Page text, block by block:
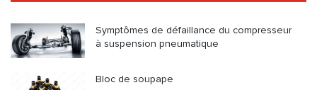
Symptômes de défaillance du compresseur
à suspension pneumatique
Bloc de soupape